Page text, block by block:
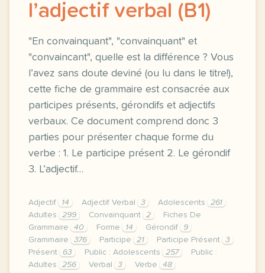
l’adjectif verbal (B1)
"En convainquant", "convainquant" et
"convaincant", quelle est la différence ? Vous
l’avez sans doute deviné (ou lu dans le titre!),
cette fiche de grammaire est consacrée aux
participes présents, gérondifs et adjectifs
verbaux. Ce document comprend donc 3
parties pour présenter chaque forme du
verbe : 1. Le participe présent 2. Le gérondif
3. L’adjectif…
Adjectif 14 Adjectif Verbal 3 Adolescents
261
Adultes
299 Convainquant 2
Fiches De
Grammaire
40 Forme 14 Gérondif
9
Grammaire
376 Participe 21 Participe Présent
3
Présent
63 Public : Adolescents 257
Public :
Adultes
256 Verbal 3 Verbe 48